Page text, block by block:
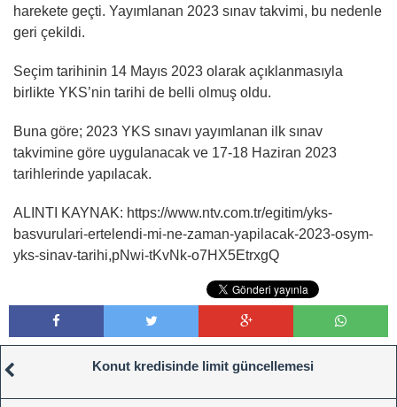
harekete geçti. Yayımlanan 2023 sınav takvimi, bu nedenle
geri çekildi.
Seçim tarihinin 14 Mayıs 2023 olarak açıklanmasıyla
birlikte YKS’nin tarihi de belli olmuş oldu.
Buna göre; 2023 YKS sınavı yayımlanan ilk sınav
takvimine göre uygulanacak ve 17-18 Haziran 2023
tarihlerinde yapılacak.
ALINTI KAYNAK: https://www.ntv.com.tr/egitim/yks-
basvurulari-ertelendi-mi-ne-zaman-yapilacak-2023-osym-
yks-sinav-tarihi,pNwi-tKvNk-o7HX5EtrxgQ
Konut kredisinde limit güncellemesi